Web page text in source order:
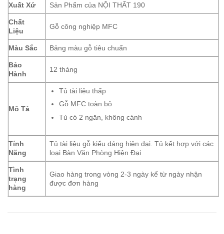
Xuất Xứ Sản Phẩm của NỘI THẤT 190
Chất
Liệu
Gỗ công nghiệp MFC
Màu Sắc Bảng màu gỗ tiêu chuẩn
Bảo
Hành
12 tháng
Mô Tả
Tủ tài liệu thấp
Gỗ MFC toàn bộ
Tủ có 2 ngăn, không cánh
Tính
Năng
Tủ tài liệu gỗ kiểu dáng hiện đại. Tủ kết hợp với các
loại Bàn Văn Phòng Hiện Đại
Tình
trạng
hàng
Giao hàng trong vòng 2-3 ngày kể từ ngày nhận
được đơn hàng